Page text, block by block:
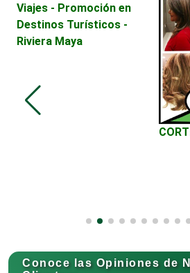
Contadores
Conversiones
Cortinas, Persianas y
Viajes - Promoción en
Destinos Turísticos -
Riviera Maya
Conoce las Opiniones de